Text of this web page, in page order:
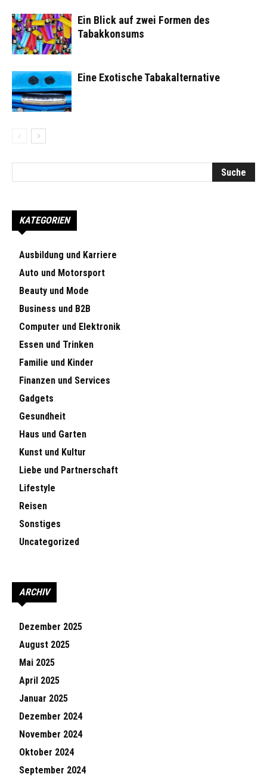
Ein Blick auf zwei Formen des
Tabakkonsums
Eine Exotische Tabakalternative
KATEGORIEN
Ausbildung und Karriere
Auto und Motorsport
Beauty und Mode
Business und B2B
Computer und Elektronik
Essen und Trinken
Familie und Kinder
Finanzen und Services
Gadgets
Gesundheit
Haus und Garten
Kunst und Kultur
Liebe und Partnerschaft
Lifestyle
Reisen
Sonstiges
Uncategorized
ARCHIV
Dezember 2025
August 2025
Mai 2025
April 2025
Januar 2025
Dezember 2024
November 2024
Oktober 2024
September 2024